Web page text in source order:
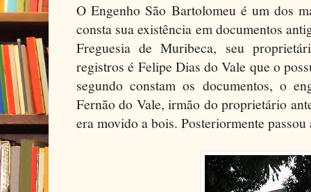
O Engenho São Bartolomeu é um dos
consta sua existência em documentos
Freguesia de Muribeca, seu
registros é Felipe Dias do Vale que o
segundo constam os documentos, o
Fernão do Vale, irmão do proprietário
era movido a bois. Posteriormente